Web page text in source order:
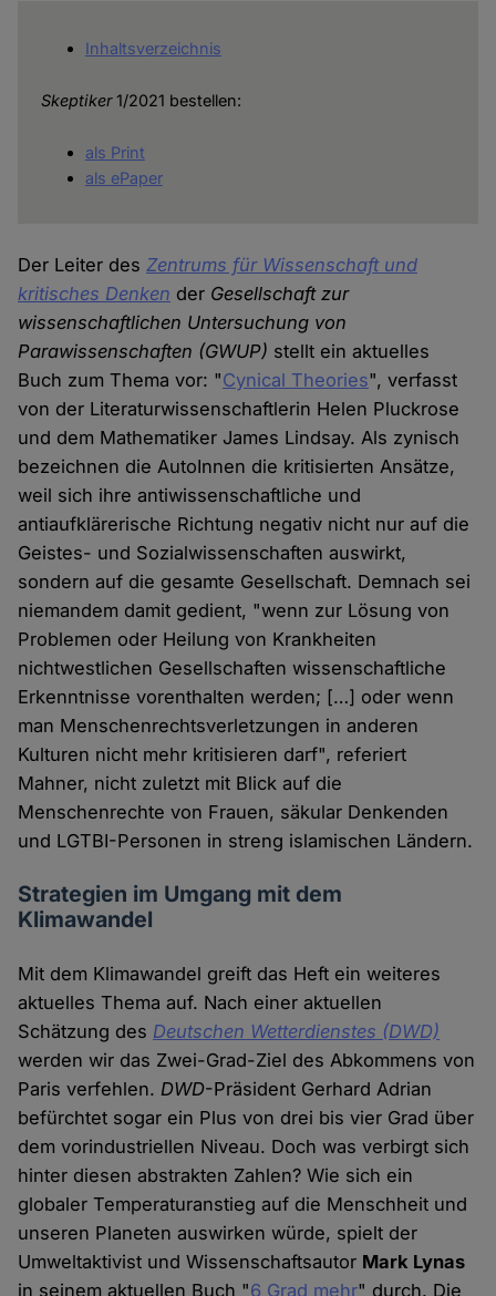
Inhaltsverzeichnis
Skeptiker1/2021 bestellen:
als Print
als ePaper
Der Leiter des Zentrums für Wissenschaft und
kritisches Denken der Gesellschaft zur
wissenschaftlichen Untersuchung von
Parawissenschaften (GWUP) stellt ein aktuelles
Buch zum Thema vor: "Cynical Theories", verfasst
von der Literaturwissenschaftlerin Helen Pluckrose
und dem Mathematiker James Lindsay. Als zynisch
bezeichnen die AutoInnen die kritisierten Ansätze,
weil sich ihre antiwissenschaftliche und
antiaufklärerische Richtung negativ nicht nur auf die
Geistes- und Sozialwissenschaften auswirkt,
sondern auf die gesamte Gesellschaft. Demnach sei
niemandem damit gedient, "wenn zur Lösung von
Problemen oder Heilung von Krankheiten
nichtwestlichen Gesellschaften wissenschaftliche
Erkenntnisse vorenthalten werden; […] oder wenn
man Menschenrechtsverletzungen in anderen
Kulturen nicht mehr kritisieren darf", referiert
Mahner, nicht zuletzt mit Blick auf die
Menschenrechte von Frauen, säkular Denkenden
und LGTBI-Personen in streng islamischen Ländern.
Strategien im Umgang mit dem
Klimawandel
Mit dem Klimawandel greift das Heft ein weiteres
aktuelles Thema auf. Nach einer aktuellen
Schätzung des Deutschen Wetterdienstes (DWD)
werden wir das Zwei-Grad-Ziel des Abkommens von
Paris verfehlen. DWD-Präsident Gerhard Adrian
befürchtet sogar ein Plus von drei bis vier Grad über
dem vorindustriellen Niveau. Doch was verbirgt sich
hinter diesen abstrakten Zahlen? Wie sich ein
globaler Temperaturanstieg auf die Menschheit und
unseren Planeten auswirken würde, spielt der
Umweltaktivist und Wissenschaftsautor Mark Lynas
in seinem aktuellen Buch "6 Grad mehr" durch. Die